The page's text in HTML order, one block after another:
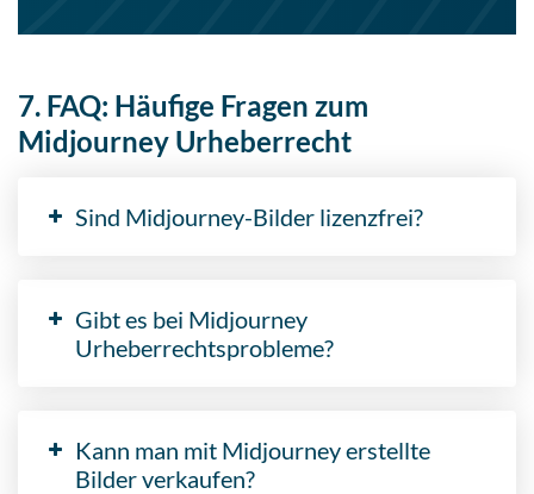
7. FAQ: Häufige Fragen zum
Midjourney Urheberrecht
Sind Midjourney-Bilder lizenzfrei?
Gibt es bei Midjourney
Urheberrechtsprobleme?
Kann man mit Midjourney erstellte
Bilder verkaufen?